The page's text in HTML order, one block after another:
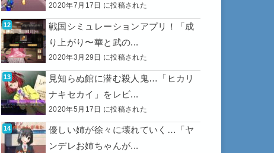
2020年7月17日 に投稿された
戦国シミュレーションアプリ！「成
り上がり〜華と武の...
2020年3月29日 に投稿された
見知らぬ館に潜む殺人鬼…「ヒカリ
ナキセカイ」をレビ...
2020年5月17日 に投稿された
優しい姉が徐々に壊れていく…「ヤ
ンデレお姉ちゃんが...